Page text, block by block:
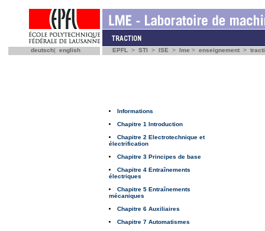
deutsch| english EPFL > STI > ISE > lme > enseignement >
Informations
Chapitre 1 Introduction
Chapitre 2 Electrotechnique et
électrification
Chapitre 3 Principes de base
Chapitre 4 Entraînements
électriques
Chapitre 5 Entraînements
mécaniques
Chapitre 6 Auxiliaires
Chapitre 7 Automatismes